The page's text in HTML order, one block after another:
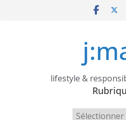
lifestyle &
Rubriques